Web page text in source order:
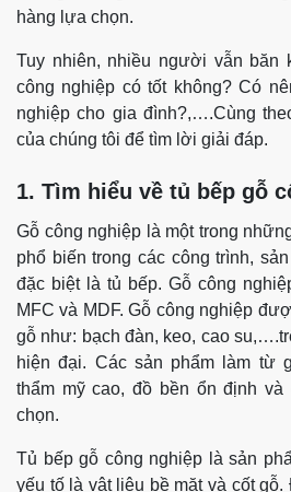
hàng lựa chọn.
Tuy nhiên, nhiều người vẫn băn
công nghiệp có tốt không? Có
nghiệp cho gia đình?,….Cùng
của chúng tôi để tìm lời giải đáp.
1. Tìm hiểu về tủ bếp gỗ
Gỗ công nghiệp là một trong
phổ biến trong các công trình,
đặc biệt là tủ bếp. Gỗ công
MFC và MDF.Gỗ công nghiệp
gỗ như: bạch đàn, keo, cao
hiện đại. Các sản phẩm làm từ
thẩm mỹ cao, đồ bền ổn định
chọn.
Tủ bếp gỗ công nghiệp là sản
yếu tố là vật liệu bề mặt và cốt